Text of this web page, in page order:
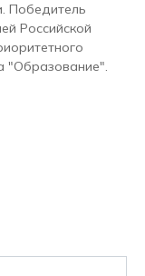
Победитель
Российской
"Образование".